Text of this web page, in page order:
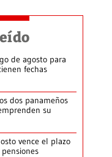
de agosto para
fechas
dos panameños
su
vence el plazo